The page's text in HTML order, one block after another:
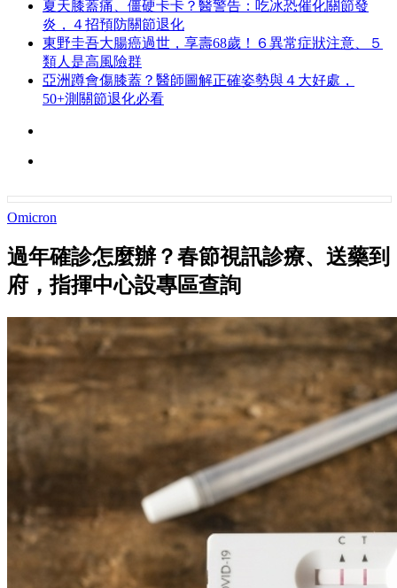
夏天膝蓋痛、僵硬卡卡？醫警告：吃冰恐催化關節發
炎，４招預防關節退化
東野圭吾大腸癌過世，享壽68歲！６異常症狀注意、５
類人是高風險群
亞洲蹲會傷膝蓋？醫師圖解正確姿勢與４大好處，
50+測關節退化必看
Omicron
過年確診怎麼辦？春節視訊診療、送藥到
府，指揮中心設專區查詢